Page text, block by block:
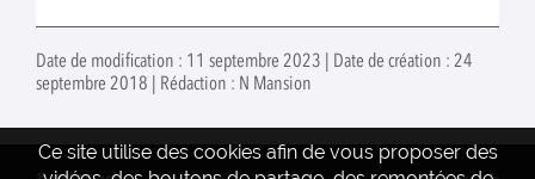
Date de modification : 11 septembre 2023 | Date de création : 24
septembre 2018 | Rédaction : N Mansion
Ce site utilise des cookies afin de vous proposer des